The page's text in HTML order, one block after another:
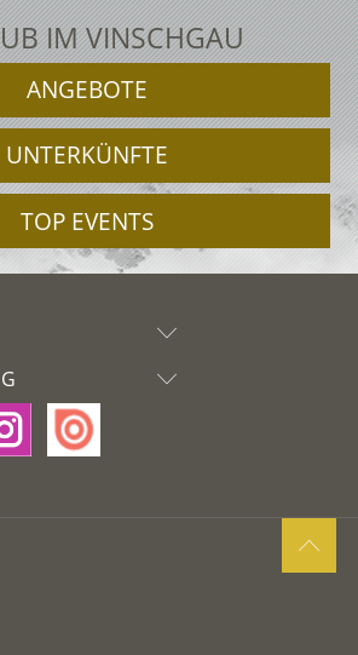
IM VINSCHGAU
ANGEBOTE
UNTERKÜNFTE
TOP EVENTS